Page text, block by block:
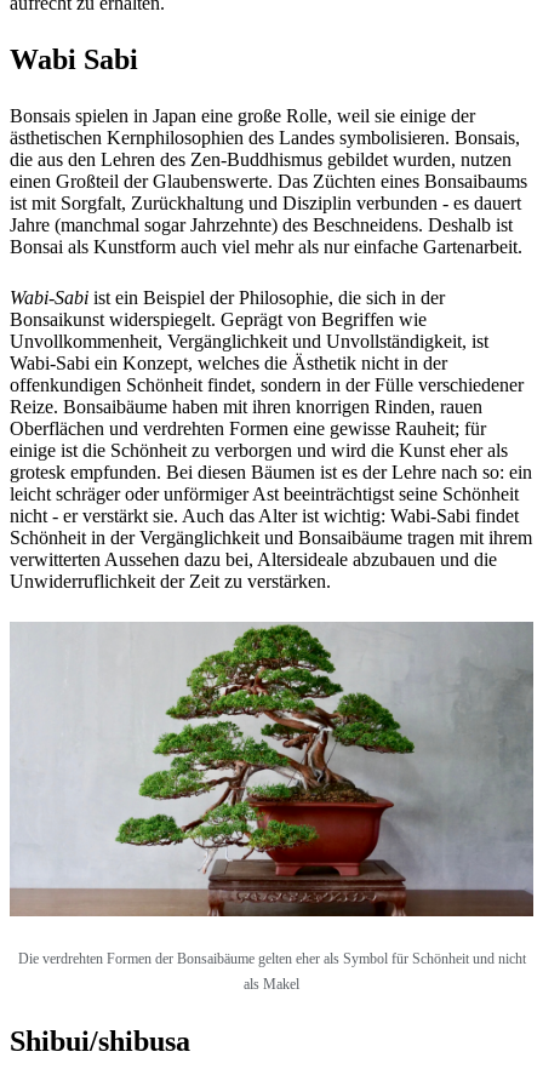
Wabi Sabi
Bonsais spielen in Japan eine große Rolle, weil sie einige der
ästhetischen Kernphilosophien des Landes symbolisieren. Bonsais,
die aus den Lehren des Zen-Buddhismus gebildet wurden, nutzen
einen Großteil der Glaubenswerte. Das Züchten eines Bonsaibaums
ist mit Sorgfalt, Zurückhaltung und Disziplin verbunden - es dauert
Jahre (manchmal sogar Jahrzehnte) des Beschneidens. Deshalb ist
Bonsai als Kunstform auch viel mehr als nur einfache Gartenarbeit.
Wabi-Sabi ist ein Beispiel der Philosophie, die sich in der
Bonsaikunst widerspiegelt. Geprägt von Begriffen wie
Unvollkommenheit, Vergänglichkeit und Unvollständigkeit, ist
Wabi-Sabi ein Konzept, welches die Ästhetik nicht in der
offenkundigen Schönheit findet, sondern in der Fülle verschiedener
Reize. Bonsaibäume haben mit ihren knorrigen Rinden, rauen
Oberflächen und verdrehten Formen eine gewisse Rauheit; für
einige ist die Schönheit zu verborgen und wird die Kunst eher als
grotesk empfunden. Bei diesen Bäumen ist es der Lehre nach so: ein
leicht schräger oder unförmiger Ast beeinträchtigst seine Schönheit
nicht - er verstärkt sie. Auch das Alter ist wichtig: Wabi-Sabi findet
Schönheit in der Vergänglichkeit und Bonsaibäume tragen mit ihrem
verwitterten Aussehen dazu bei, Altersideale abzubauen und die
Unwiderruflichkeit der Zeit zu verstärken.
Die verdrehten Formen der Bonsaibäume gelten eher als Symbol für Schönheit und nicht
als Makel
Shibui/shibusa